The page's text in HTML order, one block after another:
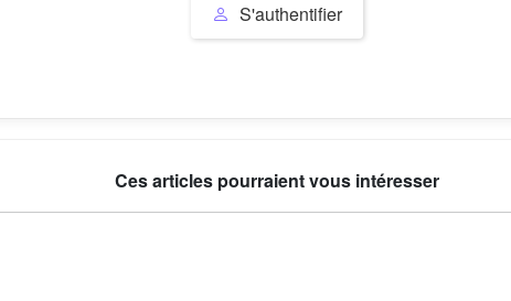
S'authentifier
Ces articles pourraient vous intéresser